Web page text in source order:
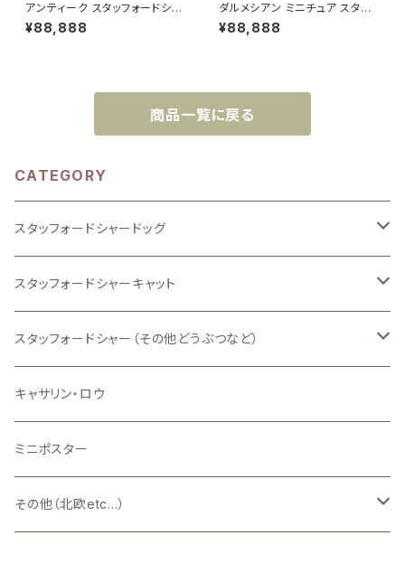
アンティーク スタッフォードシャ
ードッグ 高さ26cm
¥88,888
ダルメシアン ミニチュア スタッフ
ォードシャードッグ 高さ2.5cm
¥88,888
商品一覧に戻る
CATEGORY
スタッフォードシャードッグ
Premium
新品
スタッフォードシャーキャット
新品
スタッフォードシャー（その他どうぶつなど）
新品
キャサリン・ロウ
ミニポスター
その他（北欧etc...）